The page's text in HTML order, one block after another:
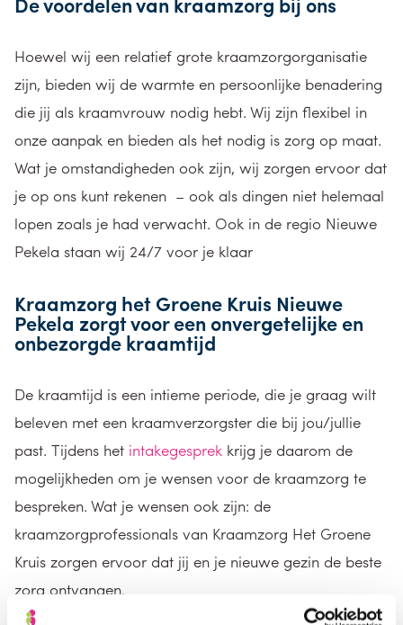
Hoewel wij een relatief grote kraamzorgorganisatie
zijn, bieden wij de warmte en persoonlijke benadering
die jij als kraamvrouw nodig hebt. Wij zijn flexibel in
onze aanpak en bieden als het nodig is zorg op maat.
Wat je omstandigheden ook zijn, wij zorgen ervoor dat
je op ons kunt rekenen – ook als dingen niet helemaal
lopen zoals je had verwacht. Ook in de regio Nieuwe
Pekela staan wij 24/7 voor je klaar
Kraamzorg het Groene Kruis Nieuwe
Pekela zorgt vooreen onvergetelijke en
onbezorgde kraamtijd
De kraamtijd is een intieme periode, die je graag wilt
beleven met een kraamverzorgster die bij jou/jullie
past. Tijdens het intakegesprek krijg je daarom de
mogelijkheden om je wensen voor de kraamzorg te
bespreken. Wat je wensen ook zijn: de
kraamzorgprofessionals van Kraamzorg Het Groene
Kruis zorgen ervoor dat jij en je nieuwe gezin de beste
zorg ontvangen.